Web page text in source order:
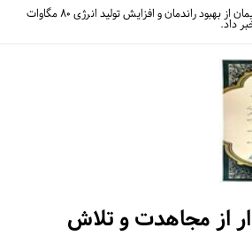
مدیرعامل سد و نیروگاه مسجدسلیمان از بهبود راندمان و افزایش تولید انرژی ۸۰ مگاوات
داد.
از مجاهدت و تلاش